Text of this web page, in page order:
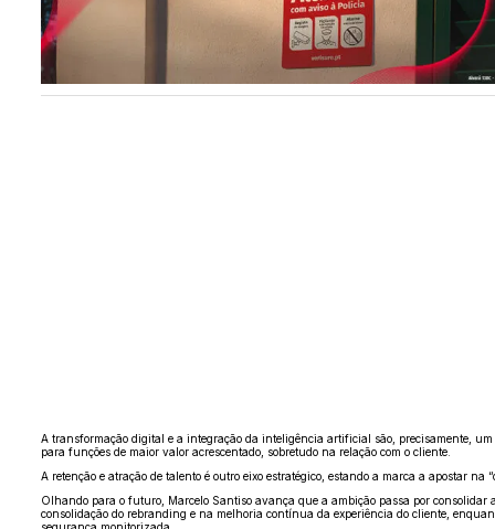
A transformação digital e a integração da inteligência artificial são, precisamente,
para funções de maior valor acrescentado, sobretudo na relação com o cliente.
A retenção e atração de talento é outro eixo estratégico, estando a marca a apostar
Olhando para o futuro, Marcelo Santiso avança que a ambição passa por consolidar
consolidação do rebranding e na melhoria contínua da experiência do cliente,